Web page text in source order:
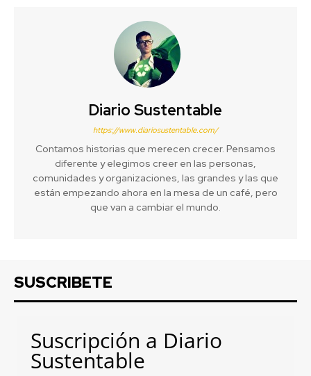
Diario Sustentable
https://www.diariosustentable.com/
Contamos historias que merecen crecer. Pensamos
diferente y elegimos creer en las personas,
comunidades y organizaciones, las grandes y las que
están empezando ahora en la mesa de un café, pero
que van a cambiar el mundo.
SUSCRIBETE
Suscripción a Diario
Sustentable